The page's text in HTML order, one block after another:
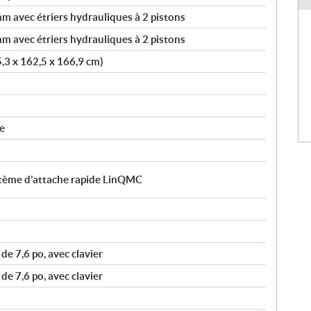
avec étriers hydrauliques à 2 pistons
avec étriers hydrauliques à 2 pistons
x 162,5 x 166,9 cm)
d’attache rapide LinQMC
7,6 po, avec clavier
7,6 po, avec clavier